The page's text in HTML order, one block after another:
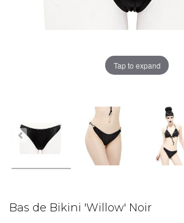
Tap to expand
Bas de Bikini 'Willow' Noir